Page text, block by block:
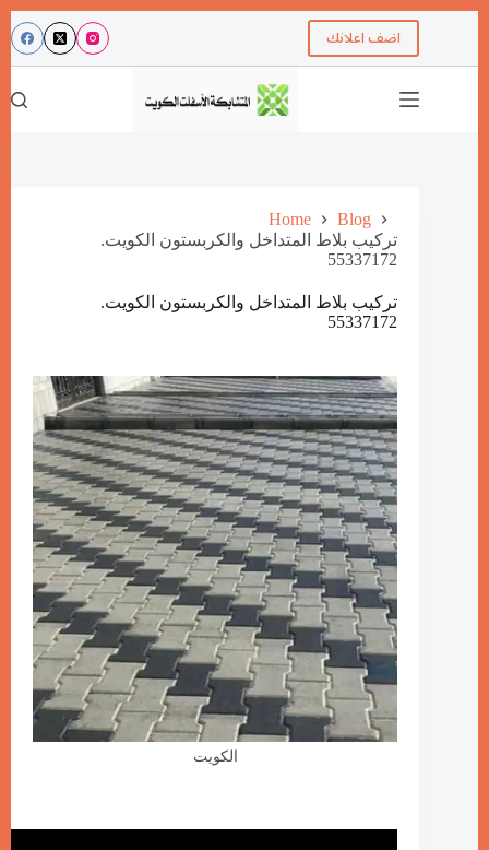
اضف اعلانك
Home
Blog
تركيب بلاط المتداخل والكربستون الكويت.
55337172
تركيب بلاط المتداخل والكربستون الكويت.
55337172
الكويت